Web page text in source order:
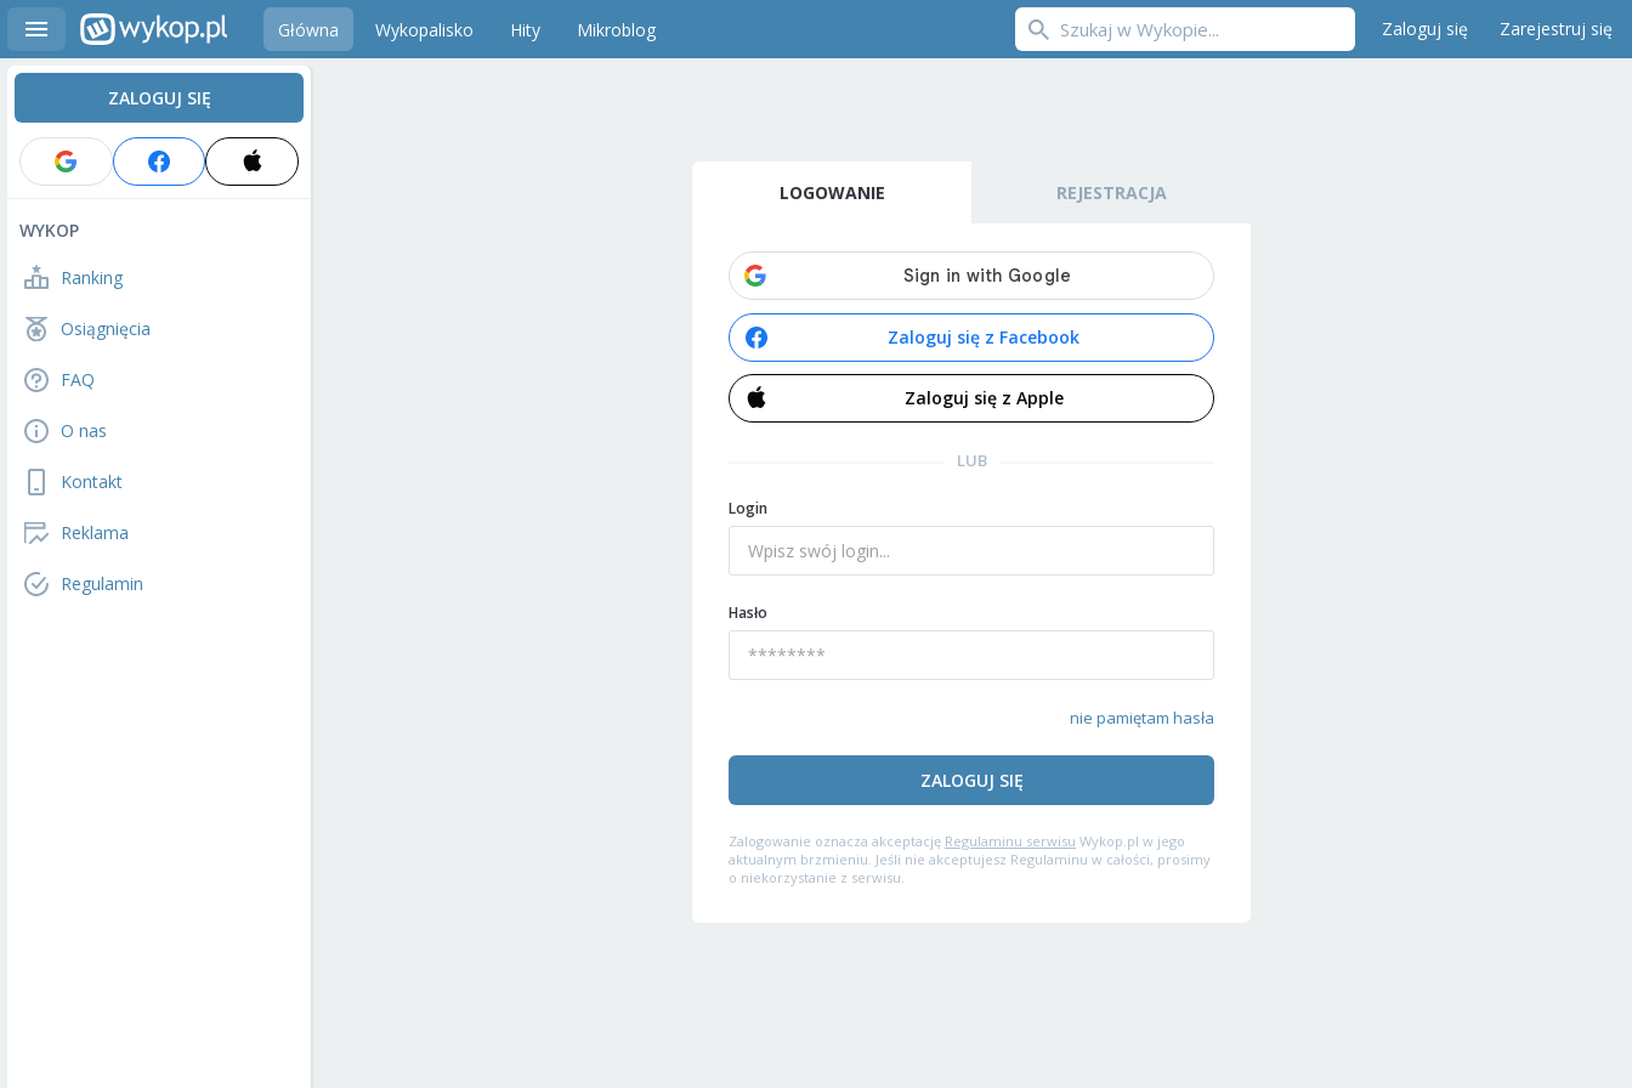
Główna Wykopalisko Hity Mikroblog Zaloguj się Zarejestruj się
ZALOGUJ SIĘ
WYKOP
Ranking
Osiągnięcia
FAQ
O nas
Kontakt
Reklama
Regulamin
LOGOWANIE REJESTRACJA
Zaloguj się z Facebook
Zaloguj się z Apple
LUB
Login
Hasło
nie pamiętam hasła
ZALOGUJ SIĘ
Zalogowanie oznacza akceptację Regulaminu serwisu Wykop.pl w jego
aktualnym brzmieniu. Jeśli nie akceptujesz Regulaminu w całości, prosimy
o niekorzystanie z serwisu.